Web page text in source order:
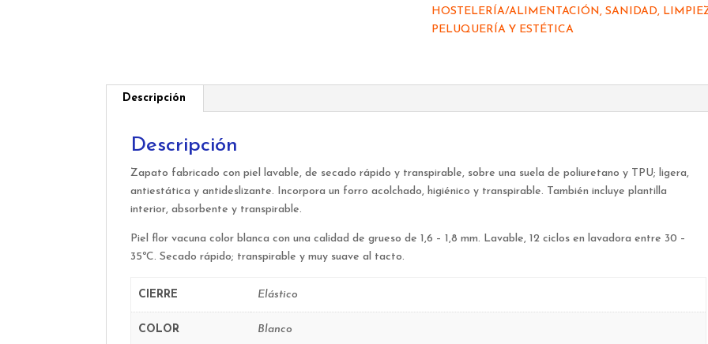
HOSTELERÍA/ALIMENTACIÓN, SANIDAD,
PELUQUERÍA Y ESTÉTICA
Descripción
Descripción
Zapato fabricado con piel lavable, de secado rápido y transpirable, sobre una suela de poliuretano y TPU; ligera,
antiestática y antideslizante. Incorpora un forro acolchado, higiénico y transpirable. También incluye plantilla
interior, absorbente y transpirable.
Piel flor vacuna color blanca con una calidad de grueso de 1,6 – 1,8 mm. Lavable, 12 ciclos en lavadora entre 30 –
35ºC. Secado rápido; transpirable y muy suave al tacto.
CIERRE Elástico
COLOR Blanco